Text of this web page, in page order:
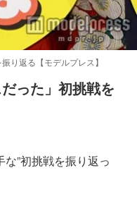
り返る【モデルプレス】
った」初挑戦を
な”初挑戦を振り返っ